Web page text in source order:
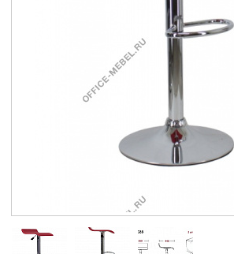
Заказать обратный звонок